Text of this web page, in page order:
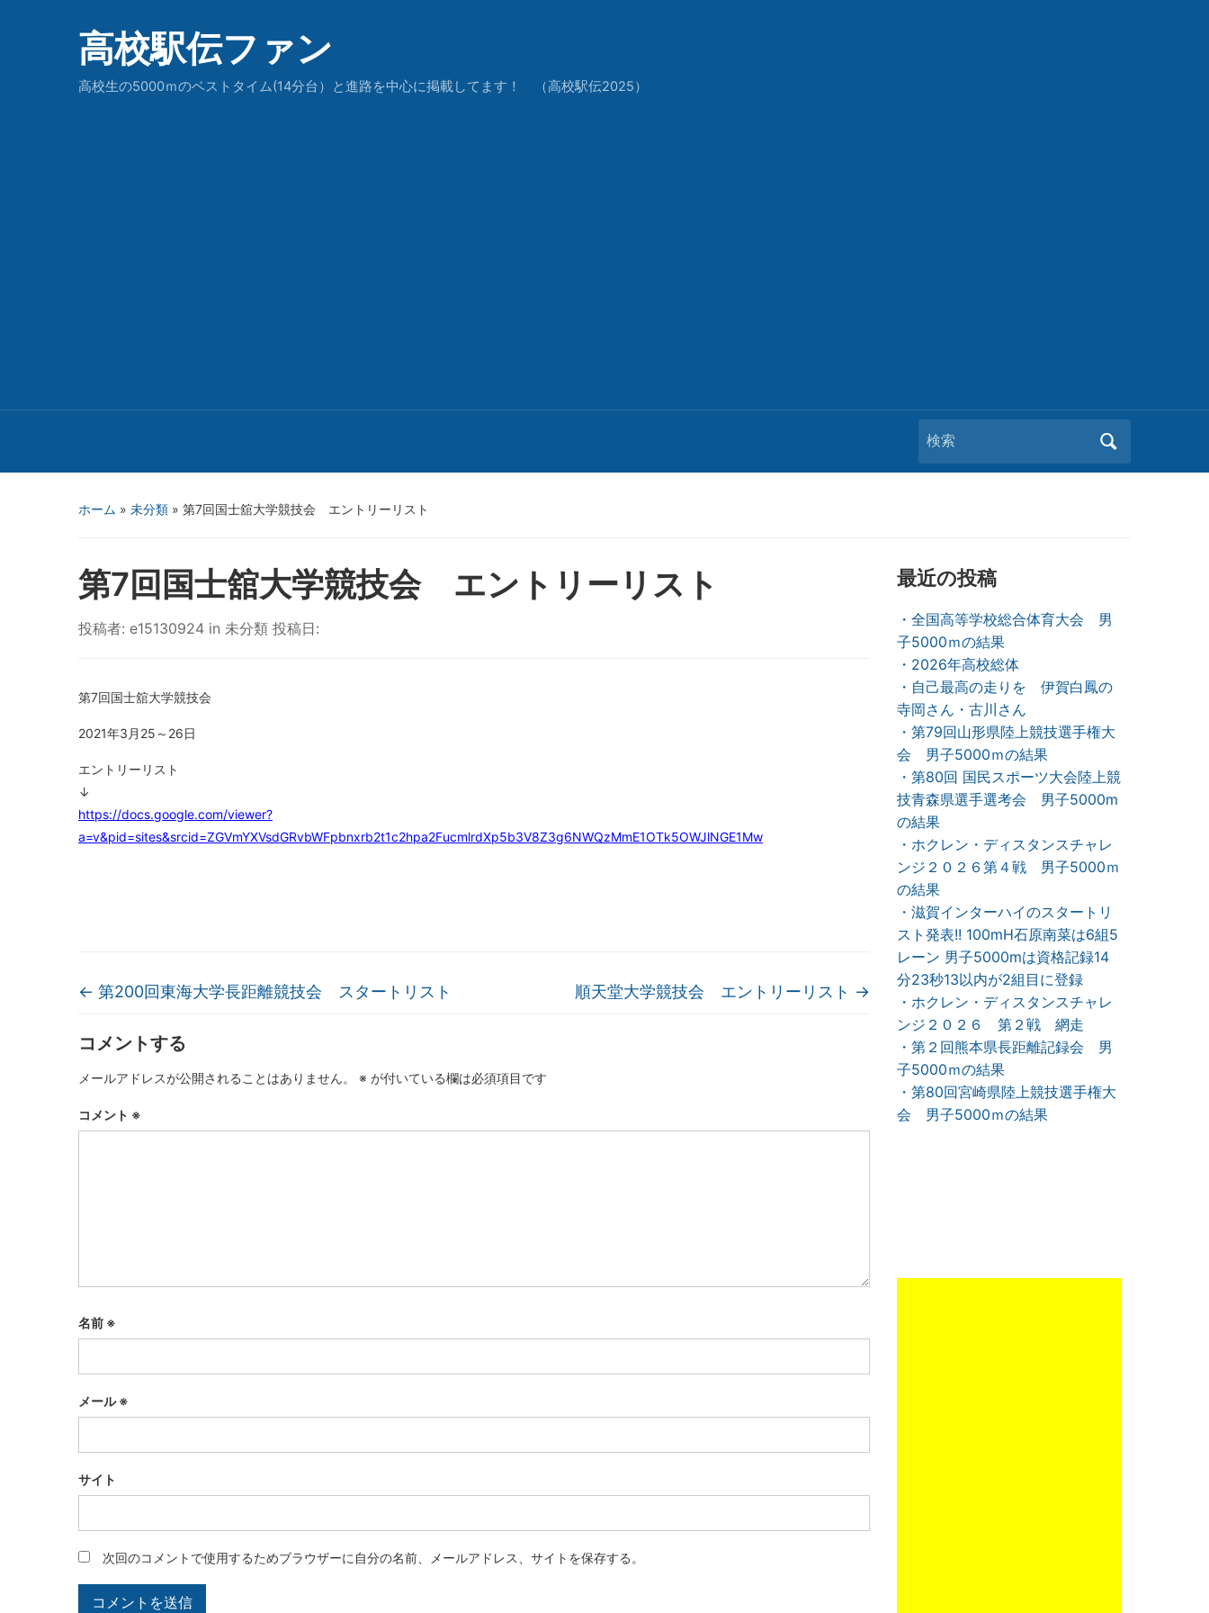
高校駅伝ファン
高校生の5000ｍのベストタイム(14分台）と進路を中心に掲載してます！ （高校駅伝2025）
Search
for:
ホーム » 未分類 » 第7回国士舘大学競技会 エントリーリスト
第7回国士舘大学競技会 エントリーリスト
投稿者: e15130924 in 未分類 投稿日:
第7回国士舘大学競技会
2021年3月25～26日
エントリーリスト
↓
https://docs.google.com/viewer?
a=v&pid=sites&srcid=ZGVmYXVsdGRvbWFpbnxrb2t1c2hpa2FucmlrdXp5b3V8Z3g6NWQzMmE1OTk5OWJlNGE1Mw
← 第200回東海⼤学⻑距離競技会 スタートリスト 順天堂大学競技会 エントリーリスト →
コメントする
メールアドレスが公開されることはありません。 ※ が付いている欄は必須項目です
コメント ※
名前 ※
メール※
サイト
次回のコメントで使用するためブラウザーに自分の名前、メールアドレス、サイトを保存する。
最近の投稿
・全国高等学校総合体育大会 男
子5000ｍの結果
・2026年高校総体
・自己最高の走りを 伊賀白鳳の
寺岡さん・古川さん
・第79回山形県陸上競技選手権大
会 男子5000ｍの結果
・第80回 国民スポーツ大会陸上競
技青森県選手選考会 男子5000m
の結果
・ホクレン・ディスタンスチャレ
ンジ２０２６第４戦 男子5000ｍ
の結果
・滋賀インターハイのスタートリ
スト発表!! 100mH石原南菜は6組5
レーン 男子5000mは資格記録14
分23秒13以内が2組目に登録
・ホクレン・ディスタンスチャレ
ンジ２０２６ 第２戦 網走
・第２回熊本県長距離記録会 男
子5000ｍの結果
・第80回宮崎県陸上競技選手権大
会 男子5000ｍの結果